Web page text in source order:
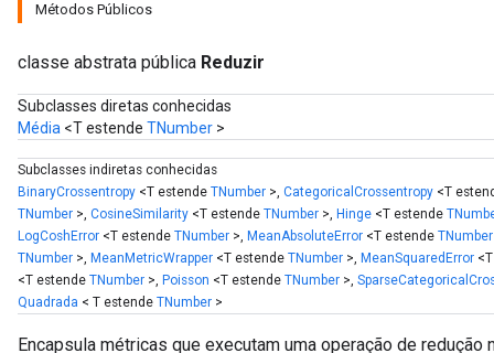
Métodos Públicos
classe abstrata pública Reduzir
Subclasses diretas conhecidas
Média <T estende TNumber >
Subclasses indiretas conhecidas
BinaryCrossentropy <T estende TNumber >, CategoricalCrossentropy <T
TNumber >, CosineSimilarity <T estende TNumber >, Hinge <T estende
LogCoshError <T estende TNumber >, MeanAbsoluteError <T estende TNumber
TNumber >, MeanMetricWrapper <T estende TNumber >, MeanSquaredError
<T estende TNumber >, Poisson <T estende TNumber >,
Quadrada < T estende TNumber >
Encapsula métricas que executam uma operação de redução